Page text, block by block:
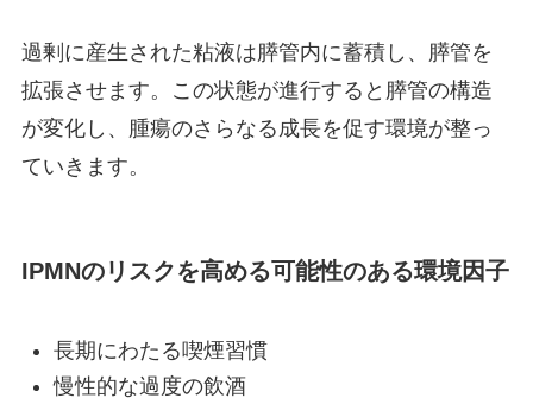
過剰に産生された粘液は膵管内に蓄積し、膵管を
拡張させます。この状態が進行すると膵管の構造
が変化し、腫瘍のさらなる成長を促す環境が整っ
ていきます。
IPMNのリスクを高める可能性のある環境因子
長期にわたる喫煙習慣
慢性的な過度の飲酒